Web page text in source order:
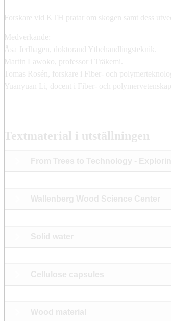
Forskare vid KTH pratar om skogen samt dess
Medverkande:
Åsa Jerlhagen, doktorand Ytbehandlingsteknik.
Martin Lawoko, professor i Träkemi.
Tomas Rosén, forskare i Fiber- och
Yuanyuan Li, docent i Fiber- och polymervetenskap.
Textmaterial i utställningen